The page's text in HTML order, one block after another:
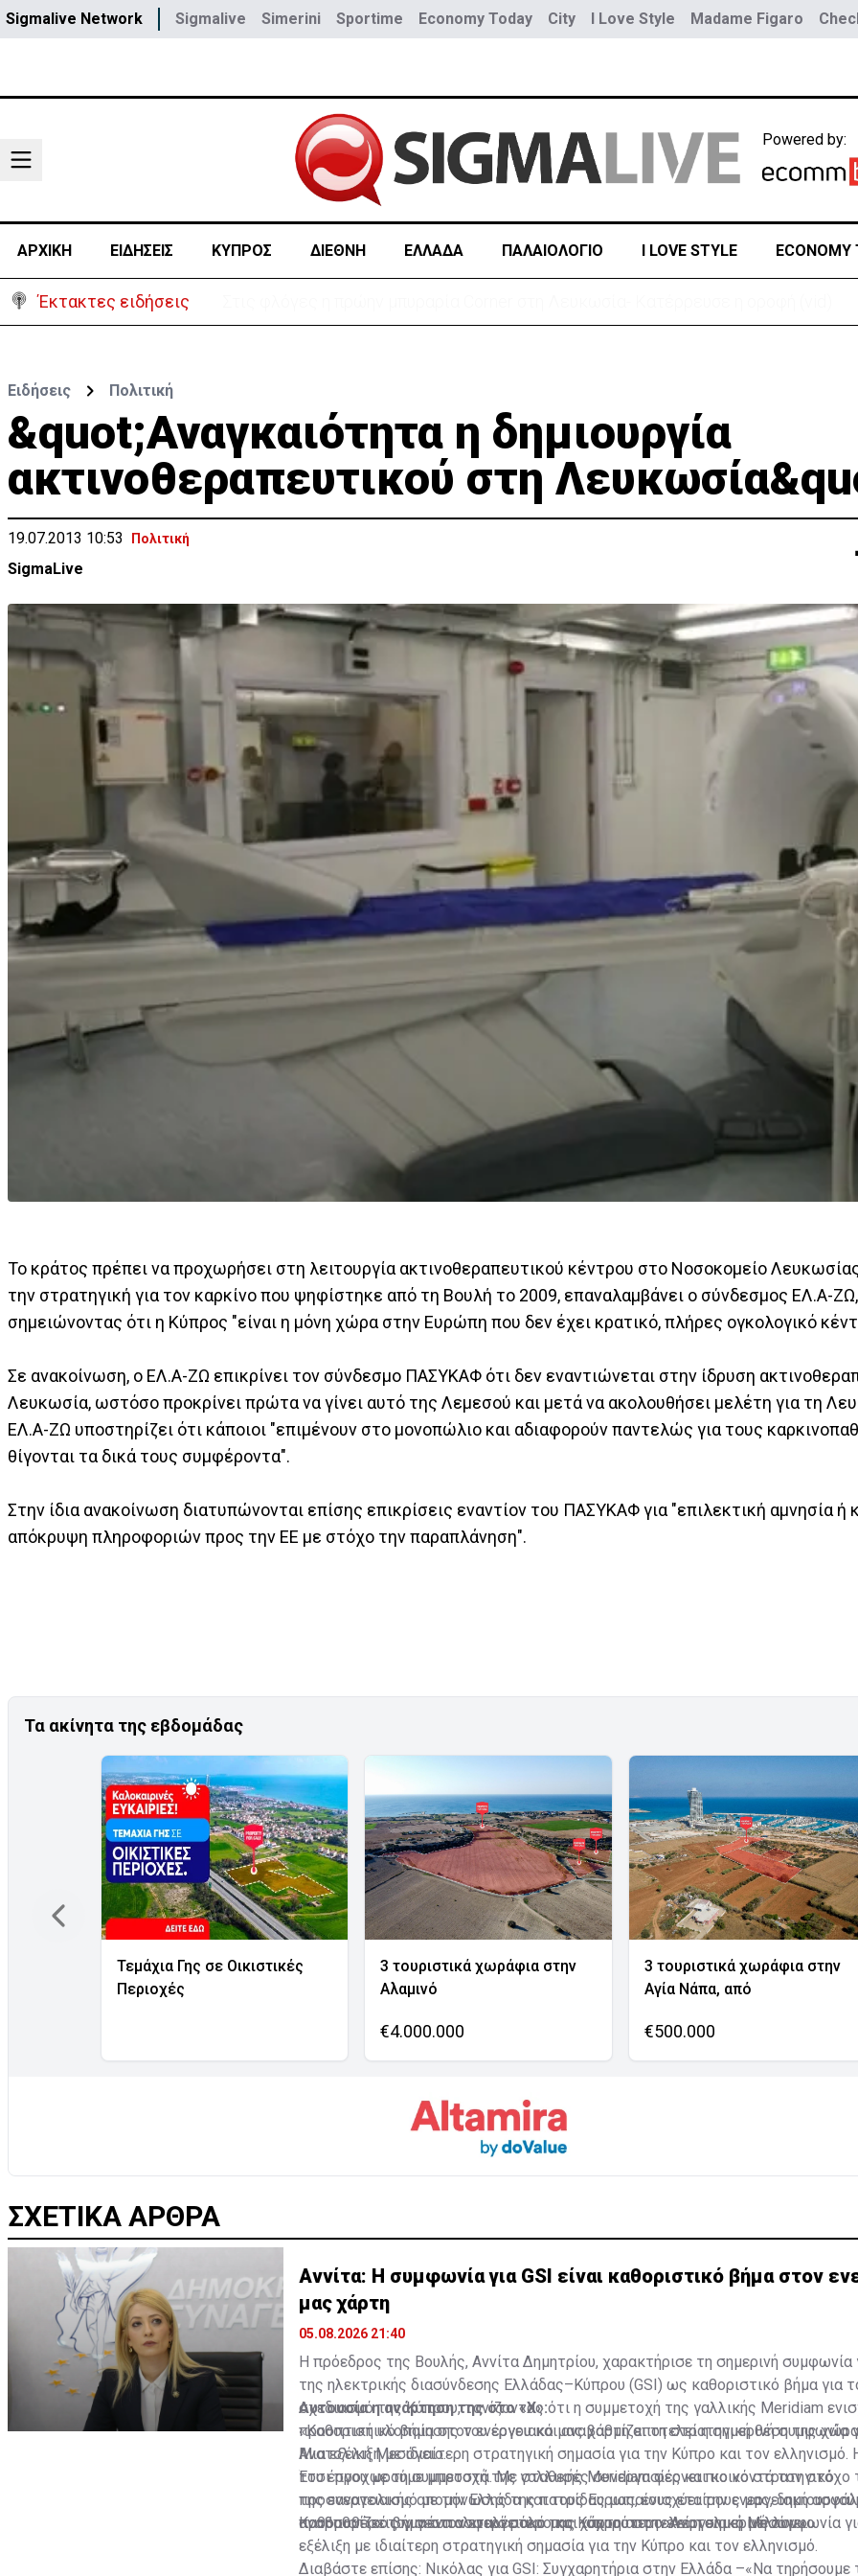
Sigmalive Network Sigmalive Simerini Sportime Economy Today City I Love Style Madame Figaro
Powered by:
ΑΡΧΙΚΗ ΕΙΔΗΣΕΙΣ ΚΥΠΡΟΣ ΔΙΕΘΝΗ ΕΛΛΑΔΑ ΠΑΛΑΙΟΛΟΓΙΟ I LOVE STYLE ECONOMY
Έκτακτες ειδήσεις
Ειδήσεις Πολιτική
&quot;Αναγκαιότητα η δημιουργία
ακτινοθεραπευτικού στη
19.07.2013 10:53 Πολιτική
SigmaLive
Το κράτος πρέπει να προχωρήσει στη λειτουργία ακτινοθεραπευτικού κέντρου στο Νοσοκομείο
την στρατηγική για τον καρκίνο που ψηφίστηκε από τη Βουλή το 2009, επαναλαμβάνει ο σύνδεσμος ΕΛ.Α-ΖΩ,
σημειώνοντας ότι η Κύπρος "είναι η μόνη χώρα στην Ευρώπη που δεν έχει κρατικό, πλήρες ογκολογικό
Σε ανακοίνωση, ο ΕΛ.Α-ΖΩ επικρίνει τον σύνδεσμο ΠΑΣΥΚΑΦ ότι δεν εναντιώνεται στην ίδρυση
Λευκωσία, ωστόσο προκρίνει πρώτα να γίνει αυτό της Λεμεσού και μετά να ακολουθήσει μελέτη για τη
ΕΛ.Α-ΖΩ υποστηρίζει ότι κάποιοι "επιμένουν στο μονοπώλιο και αδιαφορούν παντελώς για τους
θίγονται τα δικά τους συμφέροντα".
Στην ίδια ανακοίνωση διατυπώνονται επίσης επικρίσεις εναντίον του ΠΑΣΥΚΑΦ για "επιλεκτική αμνησία ή
απόκρυψη πληροφοριών προς την ΕΕ με στόχο την παραπλάνηση".
Τα ακίνητα της εβδομάδας
Τεμάχια Γης σε Οικιστικές
Περιοχές
3 τουριστικά χωράφια στην
Αλαμινό
€4.000.000
3 τουριστικά χωράφια στην
Αγία Νάπα, από
€500.000
ΣΧΕΤΙΚΑ ΑΡΘΡΑ
Αννίτα: Η συμφωνία για GSI είναι καθοριστικό βήμα στον
μας χάρτη
05.08.2026 21:40
Η πρόεδρος της Βουλής, Αννίτα Δημητρίου, χαρακτήρισε τη σημερινή συμφωνία
της ηλεκτρικής διασύνδεσης Ελλάδας–Κύπρου (GSI) ως καθοριστικό βήμα για
σχεδιασμό της Κύπρου, τονίζοντας ότι η συμμετοχή της γαλλικής Meridiam
προοπτική υλοποίησης του έργου και αναβαθμίζει τη στρατηγική θέση της
Ανατολική Μεσόγειο.
Αυτουσία η ανάρτηση της στο «Χ»:
«Καθοριστικό βήμα στον ενεργειακό μας χάρτη αποτελεί η σημερινή συμφωνία
Μια εξέλιξη με ιδιαίτερη στρατηγική σημασία για την Κύπρο και τον ελληνισμό.
του έργου με τη συμμετοχή της γαλλικής Meridiam φέρνει πιο κοντά τον στόχο
της ενεργειακής απομόνωσης της πατρίδας μας, ενισχύει την ενεργειακή
αναβαθμίζει τον γεωπολιτικό ρόλο της Κύπρου στην Ανατολική Μεσόγειο.
Έτσι προχωρούμε μπροστά. Με σταθερές συνεργασίες και κοινό στρατηγικό
προσανατολισμό με την Ελλάδα και τους Ευρωπαίους εταίρους μας,
προϋποθέσεις για ένα ασφαλέστερο και ισχυρότερο ενεργειακό μέλλον».
Καθοριστικό βήμα στον ενεργειακό μας χάρτη αποτελεί η σημερινή συμφωνία
εξέλιξη με ιδιαίτερη στρατηγική σημασία για την Κύπρο και τον ελληνισμό.
Διαβάστε επίσης: Νικόλας για GSI: Συγχαρητήρια στην Ελλάδα –«Να τηρήσουμε